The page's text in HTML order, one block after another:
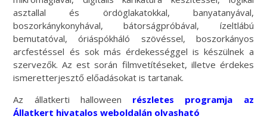
asztallal és ördöglakatokkal, banyatanyával,
boszorkánykonyhával, bátorságpróbával, ízeltlábú
bemutatóval, óriáspókháló szövéssel, boszorkányos
arcfestéssel és sok más érdekességgel is készülnek a
szervezők. Az est során filmvetítéseket, illetve érdekes
ismeretterjesztő előadásokat is tartanak.
Az állatkerti halloween
részletes programja az
Állatkert hivatalos weboldalán olvasható